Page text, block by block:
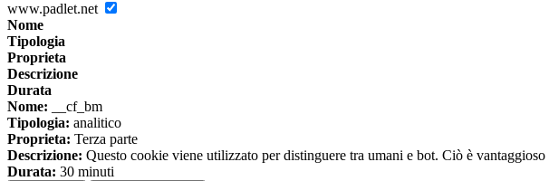
www.padlet.net
Nome
Tipologia
Proprieta
Descrizione
Durata
Nome: __cf_bm
Tipologia: analitico
Proprieta: Terza parte
Descrizione: Questo cookie viene utilizzato per distinguere tra umani e bot. Ciò è
Durata: 30 minuti